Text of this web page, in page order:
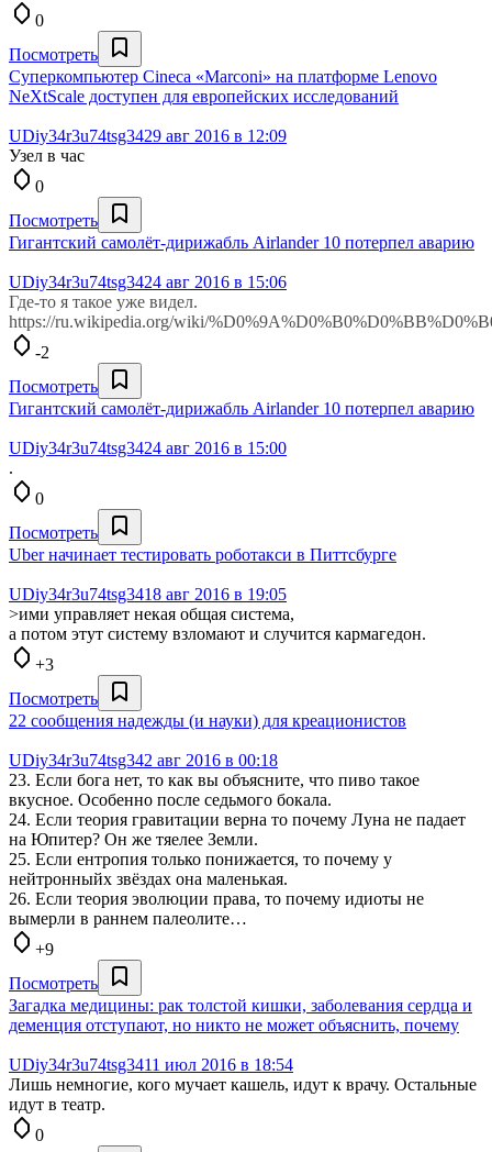
0
Посмотреть
Суперкомпьютер Cineca «Marconi» на платформе Lenovo
NeXtScale доступен для европейских исследований
UDiy34r3u74tsg3429 авг 2016 в 12:09
Узел в час
0
Посмотреть
Гигантский самолёт-дирижабль Airlander 10 потерпел аварию
UDiy34r3u74tsg3424 авг 2016 в 15:06
Где-то я такое уже видел.
https://ru.wikipedia.org/wiki/
-2
Посмотреть
Гигантский самолёт-дирижабль Airlander 10 потерпел аварию
UDiy34r3u74tsg3424 авг 2016 в 15:00
.
0
Посмотреть
Uber начинает тестировать роботакси в Питтсбурге
UDiy34r3u74tsg3418 авг 2016 в 19:05
>ими управляет некая общая система,
а потом этут систему взломают и случится кармагедон.
+3
Посмотреть
22 сообщения надежды (и науки) для креационистов
UDiy34r3u74tsg342 авг 2016 в 00:18
23. Если бога нет, то как вы объясните, что пиво такое
вкусное. Особенно после седьмого бокала.
24. Если теория гравитации верна то почему Луна не падает
на Юпитер? Он же тяелее Земли.
25. Если ентропия только понижается, то почему у
нейтронныйх звёздах она маленькая.
26. Если теория эволюции права, то почему идиоты не
вымерли в раннем палеолите…
+9
Посмотреть
Загадка медицины: рак толстой кишки, заболевания сердца и
деменция отступают, но никто не может объяснить, почему
UDiy34r3u74tsg3411 июл 2016 в 18:54
Лишь немногие, кого мучает кашель, идут к врачу. Остальные
идут в театр.
0